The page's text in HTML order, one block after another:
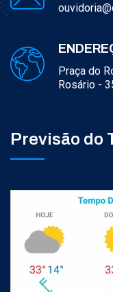
Praça do
Rosário -
Previsão do